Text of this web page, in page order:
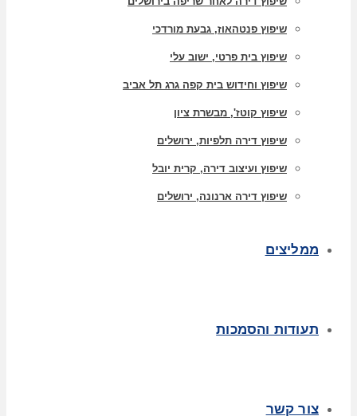
שיפוץ פנטהאוז, גבעת מורדכי
שיפוץ בית פרטי, ישוב עלי
שיפוץ וחידוש בית קפה גרג תל אביב
שיפוץ קוטז', מבשרת ציון
שיפוץ דירה תלפיות, ירושלים
שיפוץ ועיצוב דירה, קרית יובל
שיפוץ דירה ארנונה, ירושלים
ממליצים
תעודות והסמכות
צור קשר